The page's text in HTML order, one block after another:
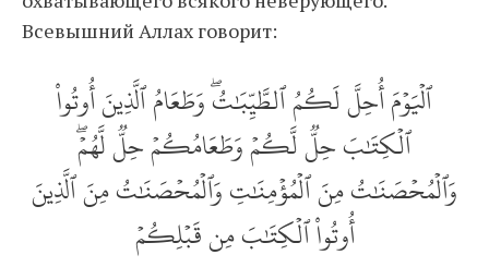
Всевышний Аллах говорит:
ٱلۡيَوۡمَ أُحِلَّ لَكُمُ ٱلطَّيِّبَٰتُۖ وَطَعَامُ ٱلَّذِينَ أُوتُواْ
ٱلۡكِتَٰبَ حِلّٞ لَّكُمۡ وَطَعَامُكُمۡ حِلّٞ لَّهُمۡۖ
وَٱلۡمُحۡصَنَٰتُ مِنَ ٱلۡمُؤۡمِنَٰتِ وَٱلۡمُحۡصَنَٰتُ مِنَ ٱلَّذِينَ
أُوتُواْ ٱلۡكِتَٰبَ مِن قَبۡلِكُمۡ